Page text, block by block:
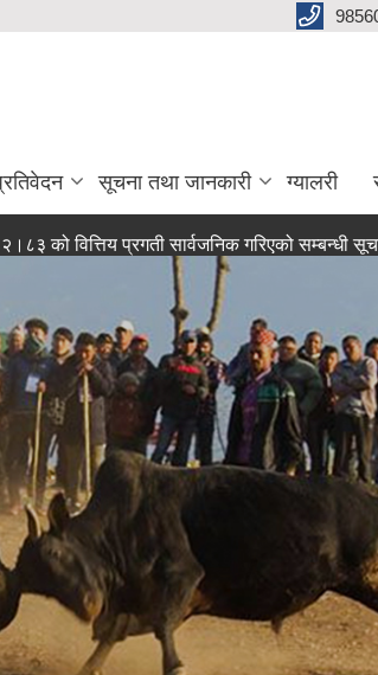
सूचना तथा जानकारी ग्यालरी
प्रगती सार्वजनिक गरिएको सम्बन्धी सूचना